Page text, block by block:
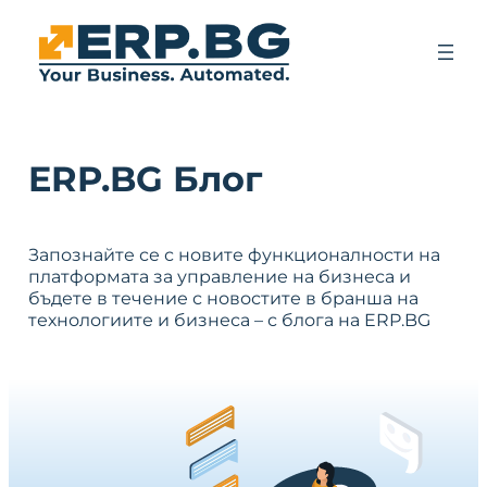
ERP.BG Блог
Запознайте се с новите функционалности на
платформата за управление на бизнеса и
бъдете в течение с новостите в бранша на
технологиите и бизнеса – с блога на ERP.BG